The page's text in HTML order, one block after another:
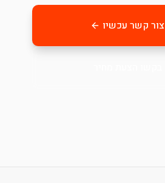
צור קשר עכשיו